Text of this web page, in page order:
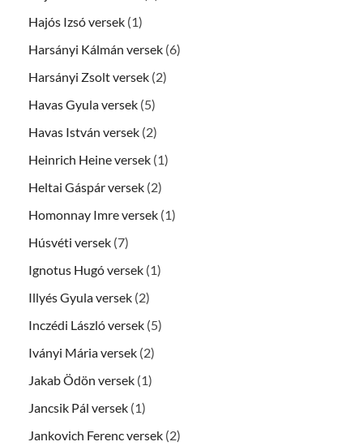
Hajós Izsó versek (1)
Harsányi Kálmán versek (6)
Harsányi Zsolt versek (2)
Havas Gyula versek (5)
Havas István versek (2)
Heinrich Heine versek (1)
Heltai Gáspár versek (2)
Homonnay Imre versek (1)
Húsvéti versek (7)
Ignotus Hugó versek (1)
Illyés Gyula versek (2)
Inczédi László versek (5)
Iványi Mária versek (2)
Jakab Ödön versek (1)
Jancsik Pál versek (1)
Jankovich Ferenc versek (2)